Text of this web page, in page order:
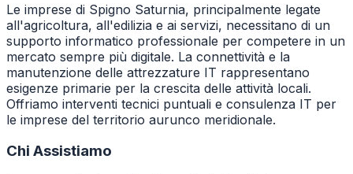
Le imprese di Spigno Saturnia, principalmente legate
all'agricoltura, all'edilizia e ai servizi, necessitano di un
supporto informatico professionale per competere in un
mercato sempre più digitale. La connettività e la
manutenzione delle attrezzature IT rappresentano
esigenze primarie per la crescita delle attività locali.
Offriamo interventi tecnici puntuali e consulenza IT per
le imprese del territorio aurunco meridionale.
Chi Assistiamo